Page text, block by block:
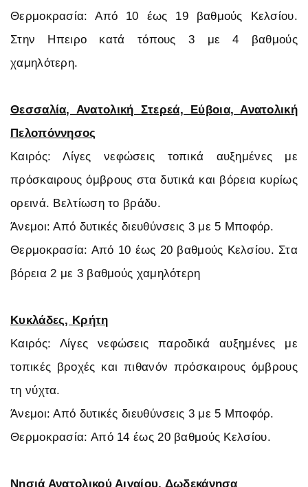
Θερμοκρασία: Από 10 έως 19 βαθμούς Κελσίου.
Στην Ηπειρο κατά τόπους 3 με 4 βαθμούς
χαμηλότερη.
Θεσσαλία, Ανατολική Στερεά, Εύβοια, Ανατολική
Πελοπόννησος
Καιρός: Λίγες νεφώσεις τοπικά αυξημένες με
πρόσκαιρους όμβρους στα δυτικά και βόρεια κυρίως
ορεινά. Βελτίωση το βράδυ.
Άνεμοι: Από δυτικές διευθύνσεις 3 με 5 Μποφόρ.
Θερμοκρασία: Από 10 έως 20 βαθμούς Κελσίου. Στα
βόρεια 2 με 3 βαθμούς χαμηλότερη
Κυκλάδες, Κρήτη
Καιρός: Λίγες νεφώσεις παροδικά αυξημένες με
τοπικές βροχές και πιθανόν πρόσκαιρους όμβρους
τη νύχτα.
Άνεμοι: Από δυτικές διευθύνσεις 3 με 5 Μποφόρ.
Θερμοκρασία: Από 14 έως 20 βαθμούς Κελσίου.
Νησιά Ανατολικού Αιγαίου, Δωδεκάνησα